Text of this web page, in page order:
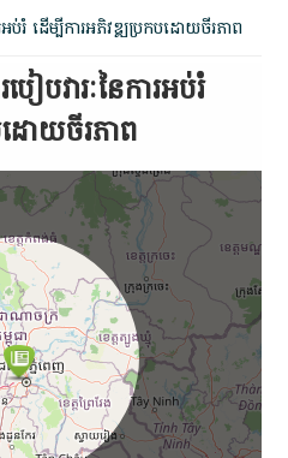
រអប់រំ ដើម្បី​ការអភិវឌ្ឍ​ប្រកបដោយ​ចីរភាព
បៀបវារៈ​នៃ​ការអប់រំ
ដោយ​ចីរភាព